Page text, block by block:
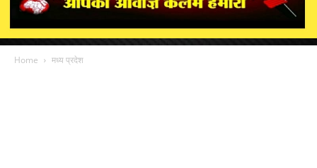
Home मध्य प्रदेश